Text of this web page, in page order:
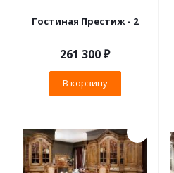
Гостиная Престиж - 2
261 300₽
В корзину